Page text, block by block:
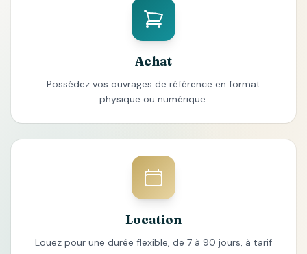
Achat
Possédez vos ouvrages de référence en format
physique ou numérique.
Location
Louez pour une durée flexible, de 7 à 90 jours, à tarif